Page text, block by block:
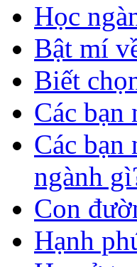
Học
Bật mí
Biết
Các bạn
Các
ngành
Con
Hạnh